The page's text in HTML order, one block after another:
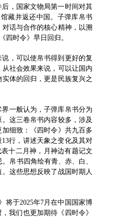
，国家文物局第一时间对其
藏并返还中国。子弹库帛书
话与合作的核心精神，以溯
四时令》早日回归。
，可以使帛书得到更好的复
社会效果来说，可以让国内
体的回归，更是民族复兴之
一般认为，子弹库帛书分为
这三卷帛书内容较多，涉及
细致：《四时令》共九百多
行，讲述天象之变化及其对
十二月神，月神边有题记文
帛书四角绘有青、赤、白、
这些思想反映了战国时期人
将于2025年7月在中国国家博
我们也更加期待《四时令》